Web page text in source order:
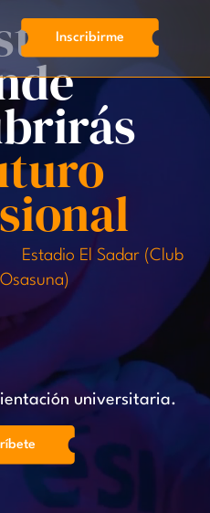
Inscribirme
Estadio El Sadar (Club
universitaria.